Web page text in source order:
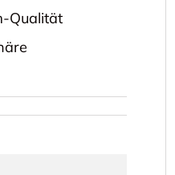
Qualität